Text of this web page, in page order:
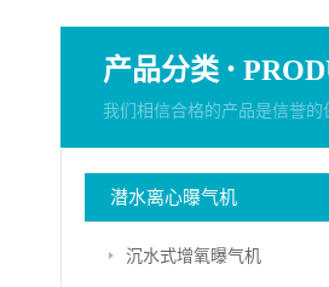
产品分类 ·
我们相信合格的产品是信誉的
潜水离心曝气机
沉水式增氧曝气机